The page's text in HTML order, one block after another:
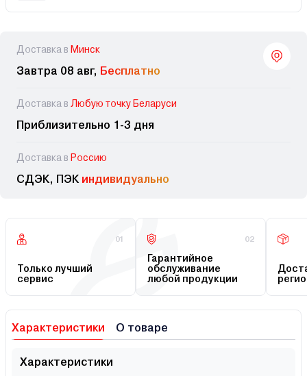
Доставка в Минск
Завтра 08 авг, Бесплатно
Доставка в Любую точку Беларуси
Приблизительно 1-3 дня
Доставка в Россию
СДЭК, ПЭК индивидуально
01
Только лучший
сервис
02
Гарантийное
обслуживание
любой продукции
Характеристики О товаре
Характеристики